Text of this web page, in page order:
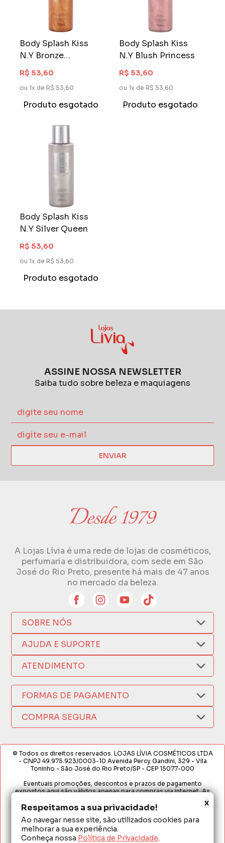
Respeitamos a sua privacidade!
Ao navegar nesse site, são utilizados cookies para
melhorar a sua experiência.
Conheça nossa Política de Privacidade.
x
Body Splash Kiss
N.Y Bronze
Goddess
R$ 53,60
ou 1x de R$ 53,60
Produto esgotado
Body Splash Kiss
N.Y Blush Princess
R$ 53,60
ou 1x de R$ 53,60
Produto esgotado
Body Splash Kiss
N.Y Silver Queen
R$ 53,60
ou 1x de R$ 53,60
Produto esgotado
ASSINE NOSSA NEWSLETTER
Saiba tudo sobre beleza e maquiagens
ENVIAR
A Lojas Lívia é uma rede de lojas de cosméticos,
perfumaria e distribuidora, com sede em São
José do Rio Preto, presente há mais de 47 anos
no mercado da beleza.
SOBRE NÓS
Quem Somos
Compra Segura
Como Comprar
Nossas Lojas
Política de Privacidade
AJUDA E SUPORTE
Nosso Aplicativo
Trocas e Devoluções
Formas de Pagamento
Fretes e Entregas
Fabricantes
Termos de Compra e Venda
ATENDIMENTO
(17) 3209-9595
sacweb@lojaslivia.com.br
FORMAS DE PAGAMENTO
COMPRA SEGURA
© Todos os direitos reservados. LOJAS LÍVIA COSMÉTICOS LTDA
- CNPJ 49.975.923/0003-10 Avenida Percy Gandini, 329 - Vila
Toninho - São José do Rio Preto/SP - CEP 15077-000
Eventuais promoções, descontos e prazos de pagamento
expostos aqui são válidos apenas para compras via internet. As
Loja. É proibida a utilização total ou parcial sem nossa autorização.
Em caso de divergência de preços no site, o valor válido é o do
Carrinho de Compras. Preços e condições de pagamento
exclusivos para compras via internet. Ofertas válidas até o